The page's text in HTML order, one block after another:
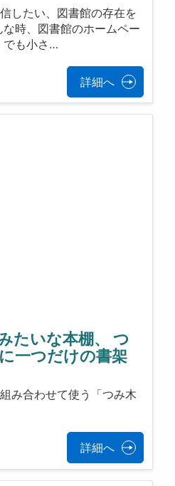
したい、図書館の存在を
時、図書館のホームペー
でも小さ…
詳細へ
たいな本棚、 つ
一つだけの書架
み合わせて使う「つみ木
詳細へ